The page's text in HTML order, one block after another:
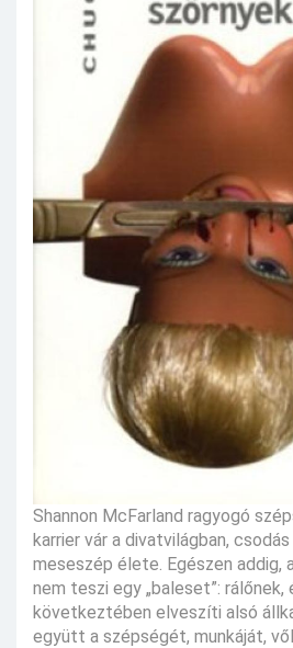
Shannon McFarland ragyogó
karrier vár a divatvilágban,
meseszép élete. Egészen
nem teszi egy „baleset”: rálőnek,
következtében elveszíti alsó
együtt a szépségét, munkáját,